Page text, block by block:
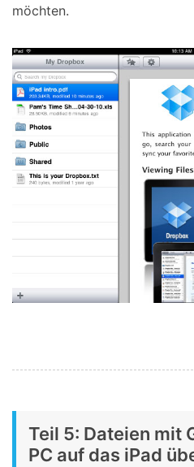
möchten.
Teil 5: Dateien mit
PC auf das iPad